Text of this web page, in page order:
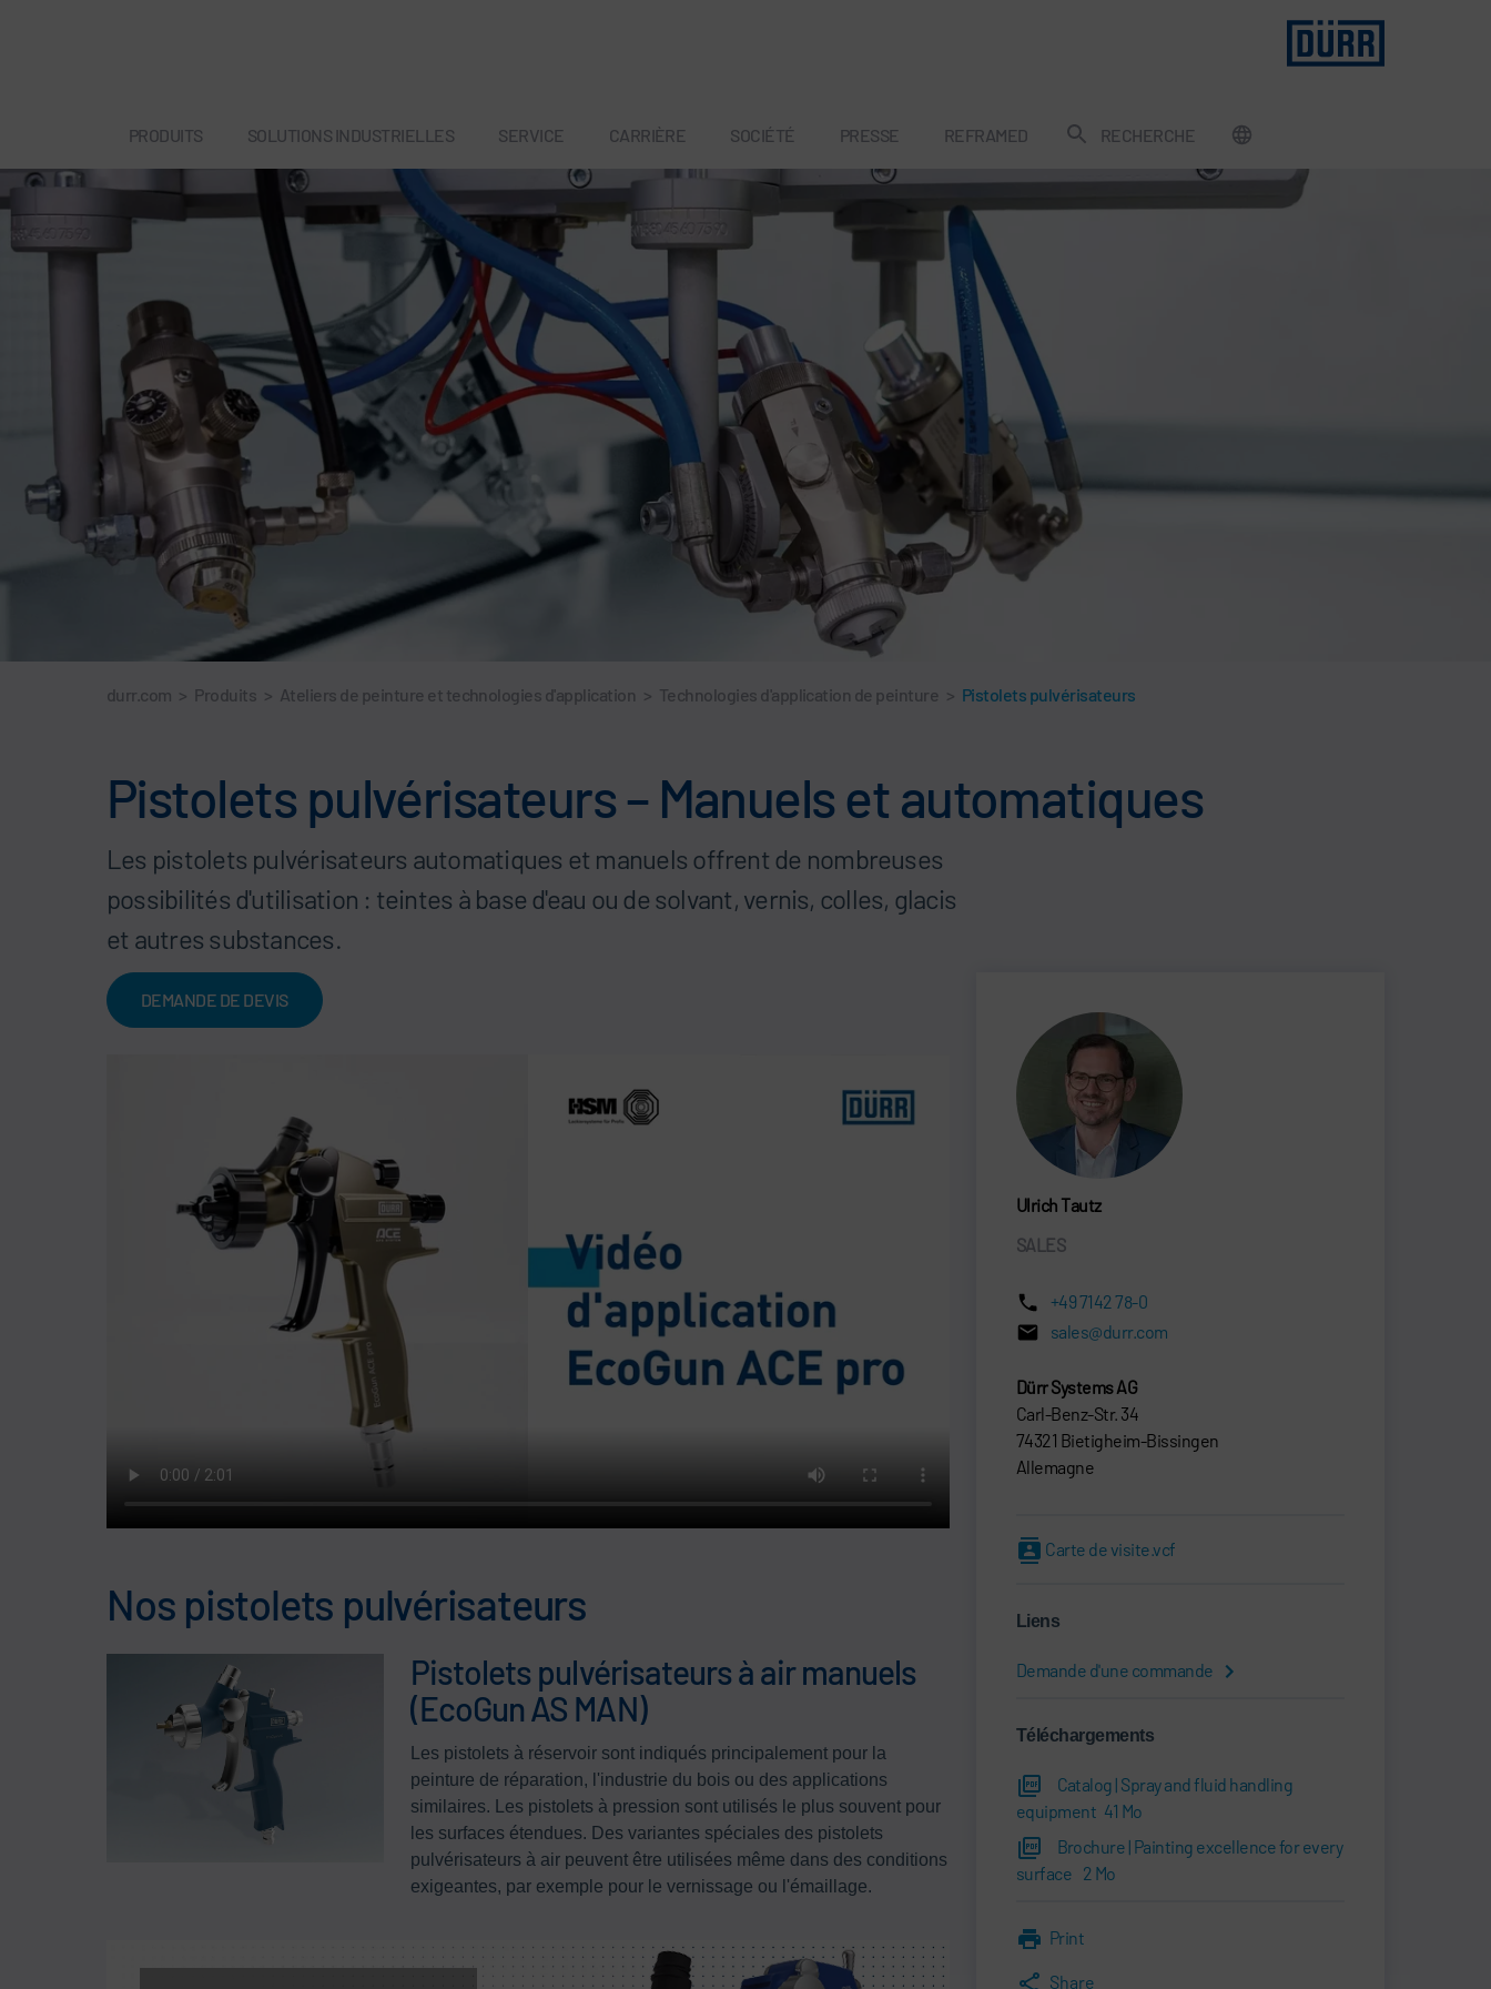
PRODUITS SOLUTIONS INDUSTRIELLES SERVICE CARRIÈRE SOCIÉTÉ PRESSE REFRAMED RECHERCHE
durr.com > Produits > Ateliers de peinture et technologies d'application > Technologies d'application de peinture > Pistolets pulvérisateurs
Pistolets pulvérisateurs – Manuels et automatiques
Les pistolets pulvérisateurs automatiques et manuels offrent de nombreuses
possibilités d'utilisation : teintes à base d'eau ou de solvant, vernis, colles, glacis
et autres substances.
DEMANDE DE DEVIS
Nos pistolets pulvérisateurs
Pistolets pulvérisateurs à air manuels
(EcoGun AS MAN)
Les pistolets à réservoir sont indiqués principalement pour la
peinture de réparation, l'industrie du bois ou des applications
similaires. Les pistolets à pression sont utilisés le plus souvent pour
les surfaces étendues. Des variantes spéciales des pistolets
pulvérisateurs à air peuvent être utilisées même dans des conditions
exigeantes, par exemple pour le vernissage ou l'émaillage.
Ulrich Tautz
SALES
+49 7142 78-0
sales@durr.com
Dürr Systems AG
Carl-Benz-Str. 34
74321 Bietigheim-Bissingen
Allemagne
Carte de visite.vcf
Liens
Demande d'une commande
Téléchargements
Catalog | Spray and fluid handling
equipment 41 Mo
Brochure | Painting excellence for every
surface 2 Mo
Print
Share